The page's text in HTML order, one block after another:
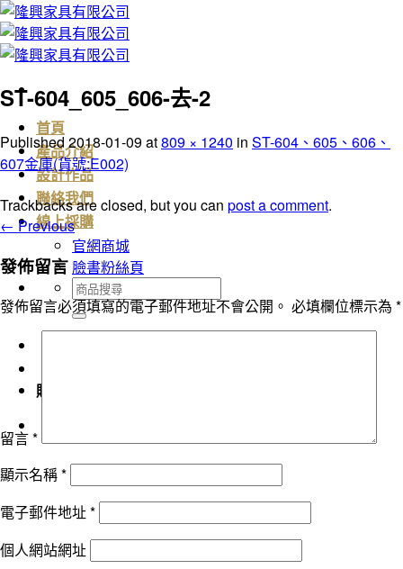
Skip
to
content
首頁
產品介紹
設計作品
聯絡我們
線上採購
官網商城
臉書粉絲頁
搜
尋
關
購物車
ST-604_605_606-去-2
Published2018-01-09at809 × 1240 in ST-604、605、606、
607金庫(貨號:E002)
Trackbacks are closed, but you can post a comment.
← Previous
發佈留言
發佈留言必須填寫的電子郵件地址不會公開。 必填欄位標示為 *
留言*
顯示名稱*
電子郵件地址*
個人網站網址